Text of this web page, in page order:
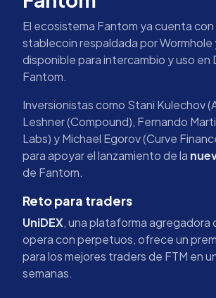
El ecosistema Fantom ya cuenta con
stablecoin respaldada por Wormhole
disponible para intercambio y uso en
Fantom.
Inversionistas como Stani Kulechov
Leshner (Compound), Fernando
Labs) y Michael Egorov (Curve
para apoyar el lanzamiento de la
de Fantom.
Reto para traders
UniDEX, una plataforma agregadora
opera con perpetuos, ofrece un
para los mejores traders de FTM en
semanas.